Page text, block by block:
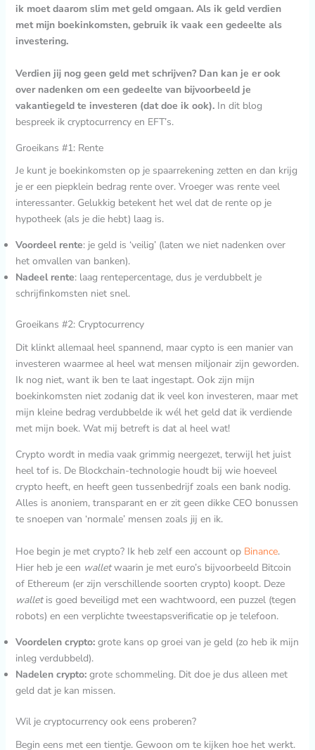
ik moet daarom slim met geld omgaan. Als ik geld verdien
met mijn boekinkomsten, gebruik ik vaak een gedeelte als
investering.
Verdien jij nog geen geld met schrijven? Dan kan je er ook
over nadenken om een gedeelte van bijvoorbeeld je
vakantiegeld te investeren (dat doe ik ook).In dit blog
bespreek ik cryptocurrency en EFT’s.
Groeikans #1: Rente
Je kunt je boekinkomsten op je spaarrekening zetten en dan krijg
je er een piepklein bedrag rente over. Vroeger was rente veel
interessanter. Gelukkig betekent het wel dat de rente op je
hypotheek (als je die hebt) laag is.
Voordeel rente: je geld is ‘veilig’ (laten we niet nadenken over
het omvallen van banken).
Nadeel rente: laag rentepercentage, dus je verdubbelt je
schrijfinkomsten niet snel.
Groeikans #2: Cryptocurrency
Dit klinkt allemaal heel spannend, maar cypto is een manier van
investeren waarmee al heel wat mensen miljonair zijn geworden.
Ik nog niet, want ik ben te laat ingestapt. Ook zijn mijn
boekinkomsten niet zodanig dat ik veel kon investeren, maar met
mijn kleine bedrag verdubbelde ik wél het geld dat ik verdiende
met mijn boek. Wat mij betreft is dat al heel wat!
Crypto wordt in media vaak grimmig neergezet, terwijl het juist
heel tof is. De Blockchain-technologie houdt bij wie hoeveel
crypto heeft, en heeft geen tussenbedrijf zoals een bank nodig.
Alles is anoniem, transparant en er zit geen dikke CEO bonussen
te snoepen van ‘normale’ mensen zoals jij en ik.
Hoe begin je met crypto? Ik heb zelf een account op Binance.
Hier heb je een walletwaarin je met euro’s bijvoorbeeld Bitcoin
of Ethereum (er zijn verschillende soorten crypto) koopt. Deze
walletis goed beveiligd met een wachtwoord, een puzzel (tegen
robots) en een verplichte tweestapsverificatie op je telefoon.
Voordelen crypto:grote kans op groei van je geld (zo heb ik mijn
inleg verdubbeld).
Nadelen crypto:grote schommeling. Dit doe je dus alleen met
geld dat je kan missen.
Wil je cryptocurrency ook eens proberen?
Begin eens met een tientje. Gewoon om te kijken hoe het werkt.